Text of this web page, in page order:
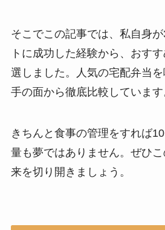
そこでこの記事では、私自身
トに成功した経験から、おす
選しました。人気の宅配弁当
手の面から徹底比較しています
きちんと食事の管理をすれば
量も夢ではありません。ぜひ
来を切り開きましょう。